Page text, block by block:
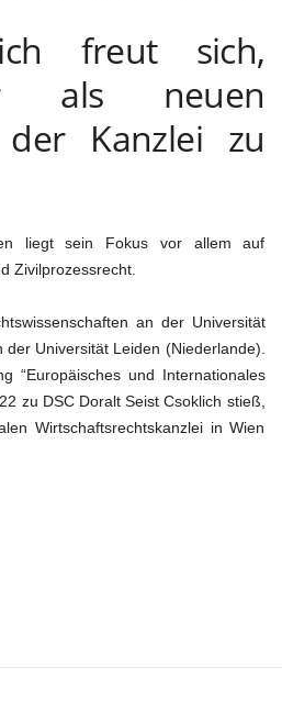
freut sich,
als neuen
der Kanzlei zu
liegt sein Fokus vor allem auf
Zivilprozessrecht.
an der Universität
Universität Leiden (Niederlande).
“Europäisches und Internationales
zu DSC Doralt Seist Csoklich stieß,
Wirtschaftsrechtskanzlei in Wien